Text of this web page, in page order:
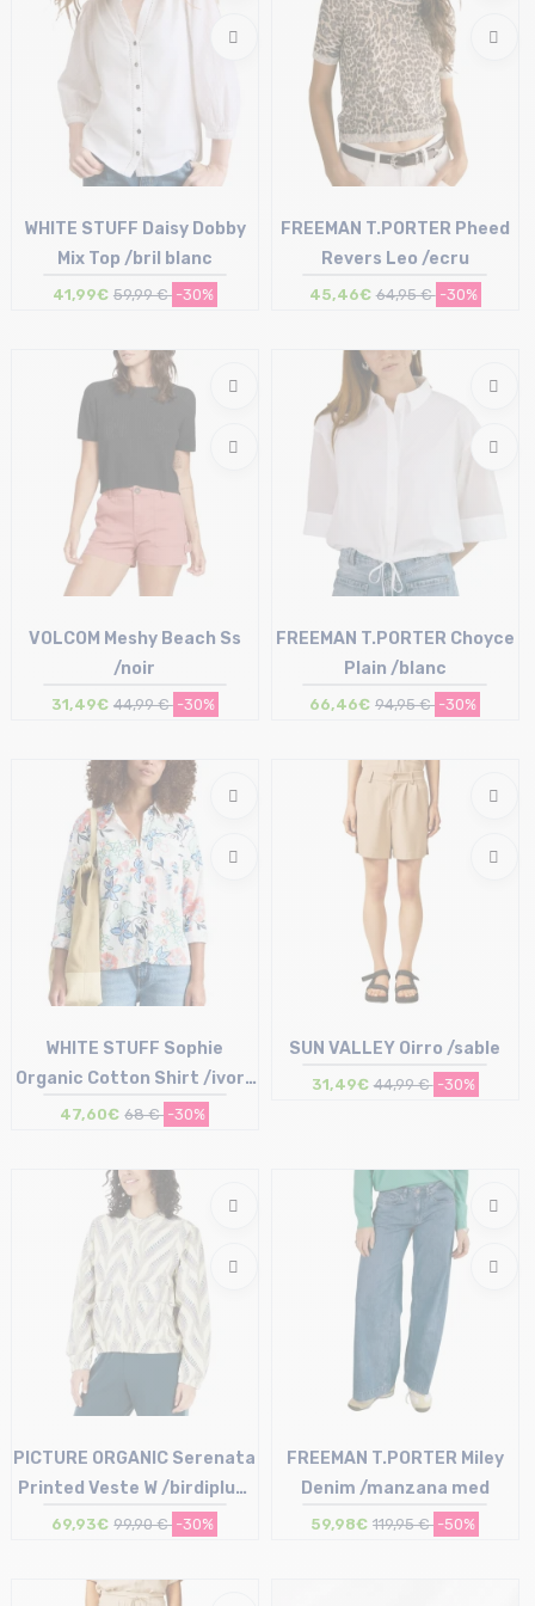
40 (UK12)
WHITE STUFF Daisy Dobby
Mix Top /bril blanc
41,99€ 59,99 € -30%
S
FREEMAN T.PORTER Pheed
Revers Leo /ecru
45,46€ 64,95 € -30%
S | M
VOLCOM Meshy Beach Ss
/noir
31,49€ 44,99 € -30%
S | M
FREEMAN T.PORTER Choyce
Plain /blanc
66,46€ 94,95 € -30%
42 (UK14)
WHITE STUFF Sophie
Organic Cotton Shirt /ivory
mlt
47,60€ 68 € -30%
S | M | XL
SUN VALLEY Oirro /sable
31,49€ 44,99 € -30%
S | M
PICTURE ORGANIC Serenata
Printed Veste W /birdiplum
motif
69,93€ 99,90 € -30%
FREEMAN T.PORTER Miley
Denim /manzana med
59,98€ 119,95 € -50%